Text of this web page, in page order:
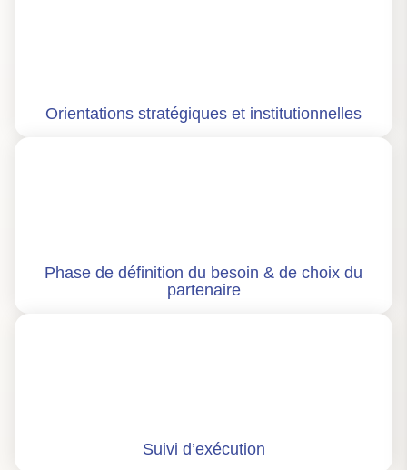
Orientations stratégiques et institutionnelles
Phase de définition du besoin & de choix du
partenaire
Suivi d’exécution